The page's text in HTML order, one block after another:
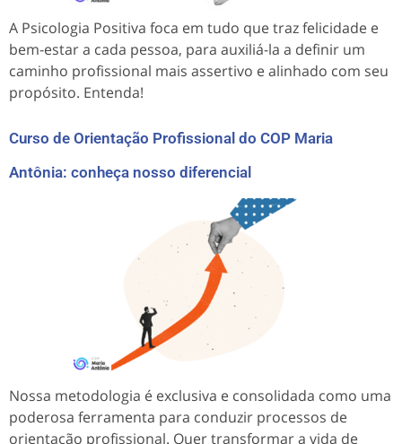
A Psicologia Positiva foca em tudo que traz felicidade e
bem-estar a cada pessoa, para auxiliá-la a definir um
caminho profissional mais assertivo e alinhado com seu
propósito. Entenda!
Curso de Orientação Profissional do COP Maria
Antônia: conheça nosso diferencial
Nossa metodologia é exclusiva e consolidada como uma
poderosa ferramenta para conduzir processos de
orientação profissional. Quer transformar a vida de